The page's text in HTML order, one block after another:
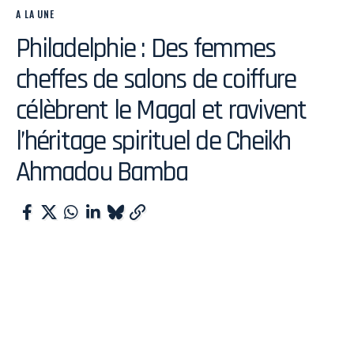
A LA UNE
Philadelphie : Des femmes
cheffes de salons de coiffure
célèbrent le Magal et ravivent
l’héritage spirituel de Cheikh
Ahmadou Bamba